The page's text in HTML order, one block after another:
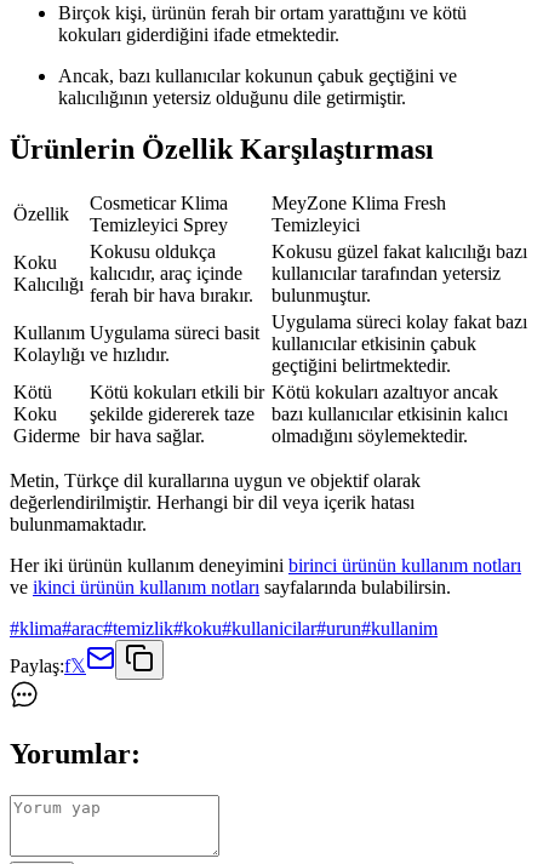
Birçok kişi, ürünün ferah bir ortam yarattığını ve kötü
kokuları giderdiğini ifade etmektedir.
Ancak, bazı kullanıcılar kokunun çabuk geçtiğini ve
kalıcılığının yetersiz olduğunu dile getirmiştir.
Ürünlerin Özellik Karşılaştırması
Özellik
Cosmeticar Klima
Temizleyici Sprey
MeyZone Klima Fresh
Temizleyici
Koku
Kalıcılığı
Kokusu oldukça
kalıcıdır, araç içinde
ferah bir hava bırakır.
Kokusu güzel fakat kalıcılığı bazı
kullanıcılar tarafından yetersiz
bulunmuştur.
Kullanım
Kolaylığı
Uygulama süreci basit
ve hızlıdır.
Uygulama süreci kolay fakat bazı
kullanıcılar etkisinin çabuk
geçtiğini belirtmektedir.
Kötü
Koku
Giderme
Kötü kokuları etkili bir
şekilde gidererek taze
bir hava sağlar.
Kötü kokuları azaltıyor ancak
bazı kullanıcılar etkisinin kalıcı
olmadığını söylemektedir.
Metin, Türkçe dil kurallarına uygun ve objektif olarak
değerlendirilmiştir. Herhangi bir dil veya içerik hatası
bulunmamaktadır.
Her iki ürünün kullanım deneyimini birinci ürünün kullanım notları
ve ikinci ürünün kullanım notları sayfalarında bulabilirsin.
#klima#arac#temizlik#koku#kullanicilar#urun#kullanim
Paylaş:f𝕏
Yorumlar: